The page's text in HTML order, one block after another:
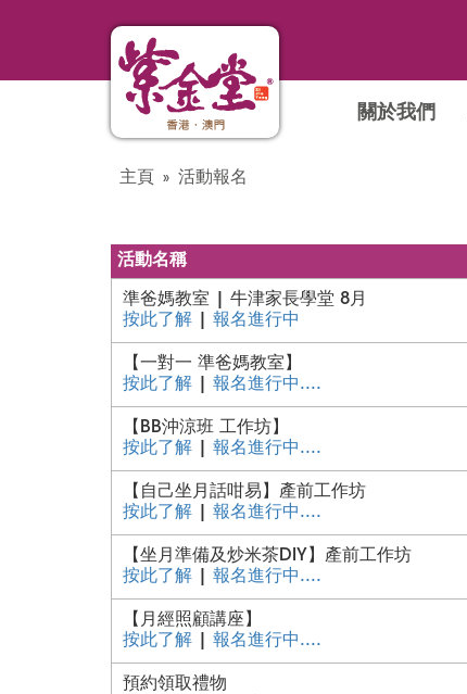
關於我們
主頁 活動報名
活動名稱
準爸媽教室 | 牛津家長學堂 8月
按此了解
報名進行中
【一對一 準爸媽教室】
按此了解
報名進行中....
【BB沖涼班 工作坊】
按此了解
報名進行中....
【自己坐月話咁易】產前工作坊
按此了解
報名進行中....
【坐月準備及炒米茶DIY】產前工作坊
按此了解
報名進行中....
【月經照顧講座】
按此了解
報名進行中....
預約領取禮物